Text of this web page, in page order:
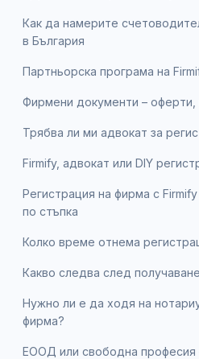
Как да намерите
в България
Партньорска програма на
Фирмени документи –
Трябва ли ми адвокат за
Firmify, адвокат или DIY
Регистрация на фирма с
по стъпка
Колко време отнема
Какво следва след
Нужно ли е да ходя на
фирма?
ЕООД или свободна